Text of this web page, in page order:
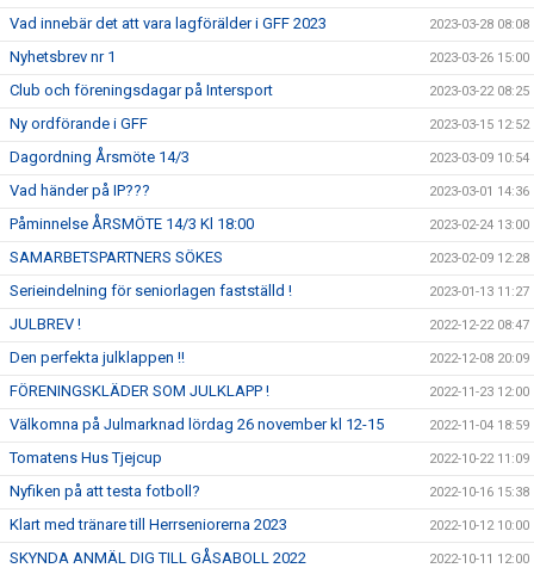
Vad innebär det att vara lagförälder i GFF 2023 2023-03-28 08:08
Nyhetsbrev nr 1 2023-03-26 15:00
Club och föreningsdagar på Intersport 2023-03-22 08:25
Ny ordförande i GFF 2023-03-15 12:52
Dagordning Årsmöte 14/3 2023-03-09 10:54
Vad händer på IP??? 2023-03-01 14:36
Påminnelse ÅRSMÖTE 14/3 Kl 18:00 2023-02-24 13:00
SAMARBETSPARTNERS SÖKES 2023-02-09 12:28
Serieindelning för seniorlagen fastställd ! 2023-01-13 11:27
JULBREV ! 2022-12-22 08:47
Den perfekta julklappen !! 2022-12-08 20:09
FÖRENINGSKLÄDER SOM JULKLAPP ! 2022-11-23 12:00
Välkomna på Julmarknad lördag 26 november kl 12-15 2022-11-04 18:59
Tomatens Hus Tjejcup 2022-10-22 11:09
Nyfiken på att testa fotboll? 2022-10-16 15:38
Klart med tränare till Herrseniorerna 2023 2022-10-12 10:00
SKYNDA ANMÄL DIG TILL GÅSABOLL 2022 2022-10-11 12:00